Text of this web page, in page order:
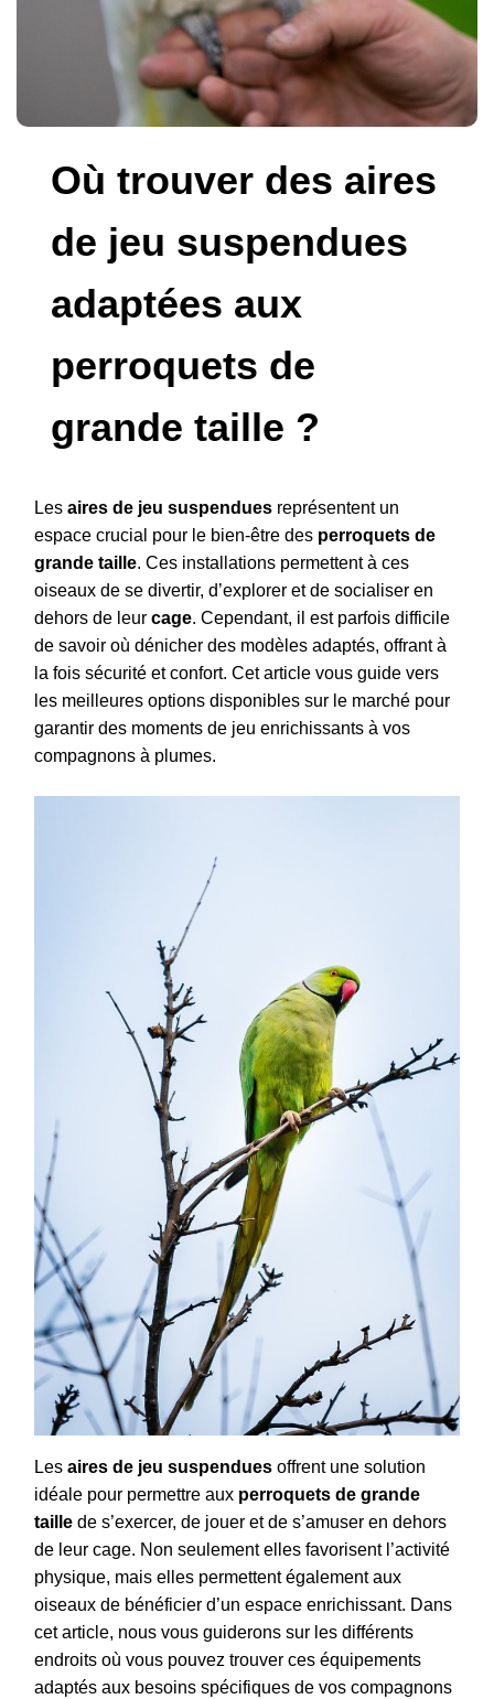
Où trouver des aires
de jeu suspendues
adaptées aux
perroquets de
grande taille ?
Les aires de jeu suspendues représentent un
espace crucial pour le bien-être des perroquets de
grande taille. Ces installations permettent à ces
oiseaux de se divertir, d’explorer et de socialiser en
dehors de leur cage. Cependant, il est parfois difficile
de savoir où dénicher des modèles adaptés, offrant à
la fois sécurité et confort. Cet article vous guide vers
les meilleures options disponibles sur le marché pour
garantir des moments de jeu enrichissants à vos
compagnons à plumes.
Les aires de jeu suspendues offrent une solution
idéale pour permettre aux perroquets de grande
taille de s’exercer, de jouer et de s’amuser en dehors
de leur cage. Non seulement elles favorisent l’activité
physique, mais elles permettent également aux
oiseaux de bénéficier d’un espace enrichissant. Dans
cet article, nous vous guiderons sur les différents
endroits où vous pouvez trouver ces équipements
adaptés aux besoins spécifiques de vos compagnons